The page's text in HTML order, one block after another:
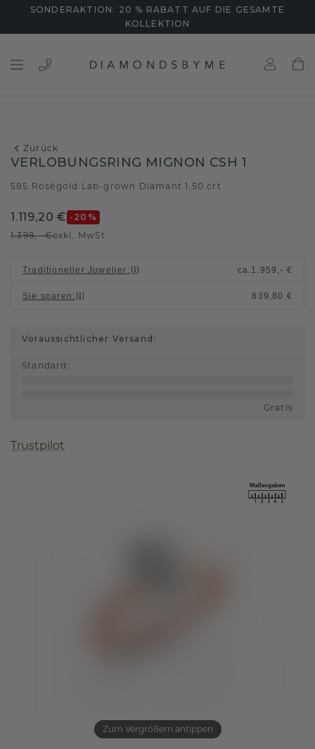
SONDERAKTION: 20 % RABATT AUF DIE GESAMTE
KOLLEKTION
Zurück
Zum Vergrößern antippen
VERLOBUNGSRING MIGNON CSH 1
585 Roségold Lab-grown Diamant 1.50 crt
1.119,20 € -20 %
1.399,- €exkl. MwSt
Traditioneller Juwelier : ca. 1.959,- €
Sie sparen : 839,80 €
Voraussichtlicher Versand:
Standard :
Gratis
Trustpilot